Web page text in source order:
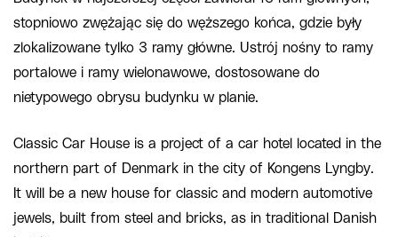
stopniowo zwężając się do węższego końca, gdzie były
zlokalizowane tylko 3 ramy główne. Ustrój nośny to ramy
portalowe i ramy wielonawowe, dostosowane do
nietypowego obrysu budynku w planie.
Classic Car House is a project of a car hotel located in the
northern part of Denmark in the city of Kongens Lyngby.
It will be a new house for classic and modern automotive
jewels, built from steel and bricks, as in traditional Danish